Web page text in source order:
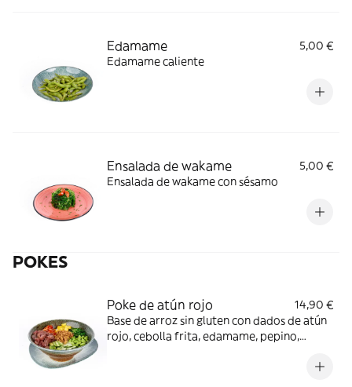
Edamame
5,00 €
Edamame caliente
Ensalada de wakame
5,00 €
Ensalada de wakame con sésamo
POKES
Poke de atún rojo
14,90 €
Base de arroz sin gluten con dados de atún
rojo, cebolla frita, edamame, pepino,